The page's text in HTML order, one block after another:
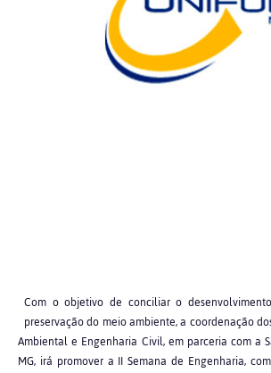
Com o objetivo de conciliar o
preservação do meio ambiente, a coordenação
Ambiental e Engenharia Civil, em parceria com a
MG, irá promover a II Semana de Engenharia,